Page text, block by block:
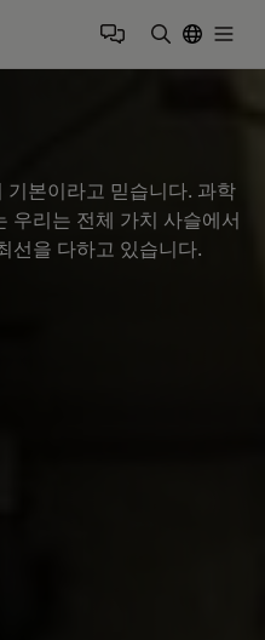
기본이라고 믿습니다. 과학
우리는 전체 가치 사슬에서
선을 다하고 있습니다.